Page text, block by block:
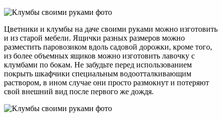
Цветники и клумбы на даче своими руками можно изготовить
и из старой мебели. Ящички разных размеров можно
разместить паровозиком вдоль садовой дорожки, кроме того,
из более объемных ящиков можно изготовить лавочку с
клумбами по бокам. Не забудьте перед использованием
покрыть шкафчики специальным водоотталкивающим
раствором, в ином случае они просто размокнут и потеряют
свой внешний вид после первого же дождя.